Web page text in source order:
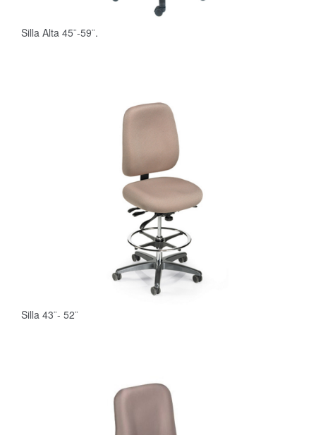
Silla Alta 45¨-59¨.
Silla 43¨- 52¨